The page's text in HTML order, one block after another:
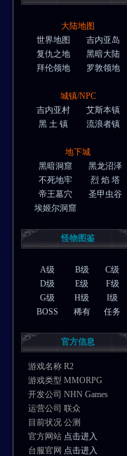
大陆地图
世界地图
吉内亚岛
复仇之地
黑暗大陆
拜伦领地
罗敦领地
城镇/NPC
吉内亚村
艾斯本镇
黑 土 镇
流浪者镇
地下城
黑暗洞窟
黑龙沼泽
不死地牢
烈 焰 塔
帝王墓穴
圣甲虫谷
埃姬尔洞窟
怪物图鉴
A级 B级
C级
D级
E级
F级
G级
H级
I级
BOSS
稀有 任务
官方信息
游戏名称 R2
游戏类型 MMORPG
开发公司 NHN Games
运营公司 联众
目前状况 公测
官方网站 点击进入
台服官网 点击进入